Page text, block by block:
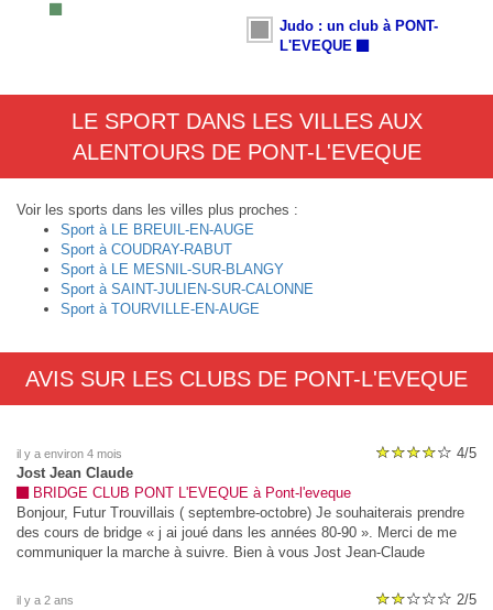
Judo : un club à PONT-
L'EVEQUE
LE SPORT DANS LES VILLES AUX
ALENTOURS DE PONT-L'EVEQUE
Voir les sports dans les villes plus proches :
Sport à LE BREUIL-EN-AUGE
Sport à COUDRAY-RABUT
Sport à LE MESNIL-SUR-BLANGY
Sport à SAINT-JULIEN-SUR-CALONNE
Sport à TOURVILLE-EN-AUGE
AVIS SUR LES CLUBS DE PONT-L'EVEQUE
il y a environ 4 mois
4/5
Jost Jean Claude
BRIDGE CLUB PONT L'EVEQUE à Pont-l'eveque
Bonjour, Futur Trouvillais ( septembre-octobre) Je souhaiterais prendre
des cours de bridge « j ai joué dans les années 80-90 ». Merci de me
communiquer la marche à suivre. Bien à vous Jost Jean-Claude
il y a 2 ans
2/5